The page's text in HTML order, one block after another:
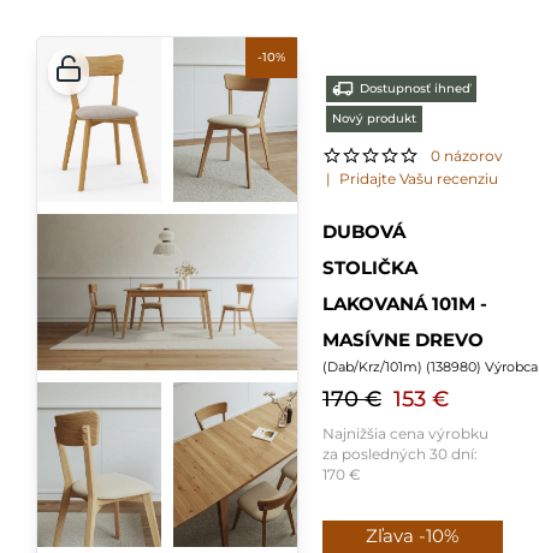
-10%
Dostupnosť ihneď
Nový produkt
0 názorov
| Pridajte Vašu recenziu
DUBOVÁ
STOLIČKA
LAKOVANÁ 101M -
MASÍVNE DREVO
(Dab/Krz/101m) (138980)
170 € 153 €
Najnižšia cena výrobku
za posledných 30 dní:
170 €
Zľava -10%